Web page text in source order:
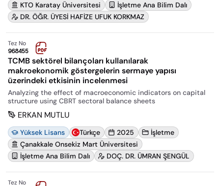
KTO Karatay Üniversitesi
İşletme Ana Bilim Dalı
DR. ÖĞR. ÜYESİ HAFİZE UFUK KORKMAZ
Tez No
968455
TCMB sektörel bilançoları kullanılarak
makroekonomik göstergelerin sermaye yapısı
üzerindeki etkisinin incelenmesi
Analyzing the effect of macroeconomic indicators on capital
structure using CBRT sectoral balance sheets
ERKAN MUTLU
Yüksek Lisans Türkçe 2025
İşletme
Çanakkale Onsekiz Mart Üniversitesi
İşletme Ana Bilim Dalı
DOÇ. DR. ÜMRAN ŞENGÜL
Tez No